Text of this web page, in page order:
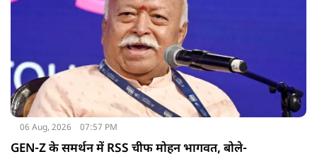
06 Aug, 2026 07:57 PM
GEN-Z के समर्थन में RSS चीफ मोहन भागवत, बोले-